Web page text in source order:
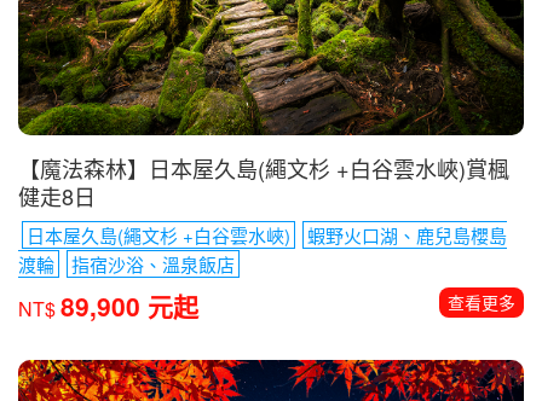
【魔法森林】日本屋久島(繩文杉 +白谷雲水峽)賞楓
健走8日
日本屋久島(繩文杉 +白谷雲水峽)
蝦野火口湖、鹿兒島櫻島
渡輪
指宿沙浴、溫泉飯店
NT$89,900 元起 查看更多